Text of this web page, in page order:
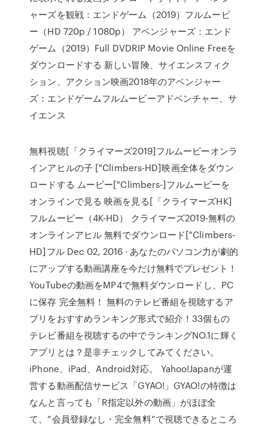
ャーズを観戦：エンドゲーム（2019）フルムービ
ー（HD 720p / 1080p） アベンジャーズ：エンド
ゲーム（2019）Full DVDRIP Movie Online Freeを
ダウンロードする 新しい冒険、サイエンスフィク
ション、アクション映画2018年のアベンジャー
ズ：エンドゲームフルムービーアドベンチャー、サ
イエンス
無料視聴[「クライマーズ2019]フルムービーオンラ
インアヒルの子 ["Climbers-HD]映画全体をダウン
ロードする ムービー["Climbers-]フルムービーを
オンラインで見る 映画を見る[「クライマーズHK]
フルムービー（4K-HD） クライマーズ2019-無料の
オンラインアヒル 無料でダウンロード["Climbers-
HD]フル Dec 02, 2016 · あなたのパソコン力が劇的
にアップする動画講座を今だけ無料でプレゼント！
YouTubeの動画をMP4で無料ダウンロードし、PC
に保存 完全無料！ 無料のテレビ番組を視聴するア
プリをおすすめランキング形式で紹介！33個もの
テレビ番組を視聴するの中でランキングNO.1に輝く
アプリとは？是非チェックしてみてください。
iPhone、iPad、Android対応。 Yahoo!Japanが運
営する動画配信サービス「GYAO!」GYAO!の特徴は
なんと言っても「R指定以外の動画」がほぼ全
て、”会員登録なし・完全無料”で視聴できるところ